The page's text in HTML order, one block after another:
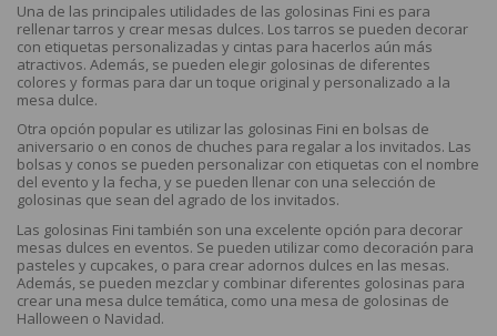
Una de las principales utilidades de las golosinas Fini es para
rellenar tarros y crear mesas dulces. Los tarros se pueden decorar
con etiquetas personalizadas y cintas para hacerlos aún más
atractivos. Además, se pueden elegir golosinas de diferentes
colores y formas para dar un toque original y personalizado a la
mesa dulce.
Otra opción popular es utilizar las golosinas Fini en bolsas de
aniversario o en conos de chuches para regalar a los invitados. Las
bolsas y conos se pueden personalizar con etiquetas con el nombre
del evento y la fecha, y se pueden llenar con una selección de
golosinas que sean del agrado de los invitados.
Las golosinas Fini también son una excelente opción para decorar
mesas dulces en eventos. Se pueden utilizar como decoración para
pasteles y cupcakes, o para crear adornos dulces en las mesas.
Además, se pueden mezclar y combinar diferentes golosinas para
crear una mesa dulce temática, como una mesa de golosinas de
Halloween o Navidad.